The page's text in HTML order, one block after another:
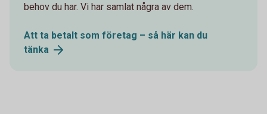
behov du har. Vi har samlat några av dem.
Att ta betalt som företag – så här kan du
tänka